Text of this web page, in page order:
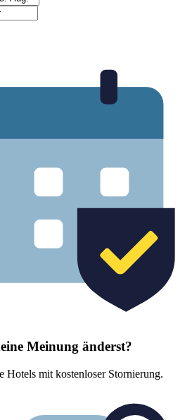
Meinung änderst?
Hotels mit kostenloser Stornierung.